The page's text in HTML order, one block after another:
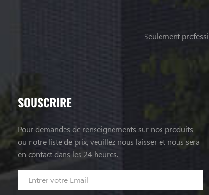
Seulement
SOUSCRIRE
Pour demandes de renseignements sur nos produits
ou notre liste de prix, veuillez nous laisser et nous sera
en contact dans les 24 heures.